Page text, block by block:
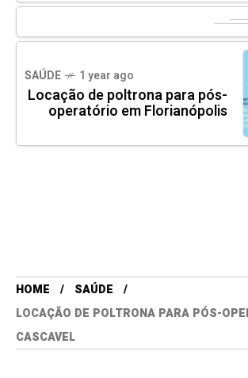
SAÚDE 1 year ago
Locação de poltrona para pós-
operatório em Florianópolis
HOME
SAÚDE
LOCAÇÃO DE POLTRONA PARA PÓS-
CASCAVEL